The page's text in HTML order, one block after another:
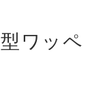
ワッペ